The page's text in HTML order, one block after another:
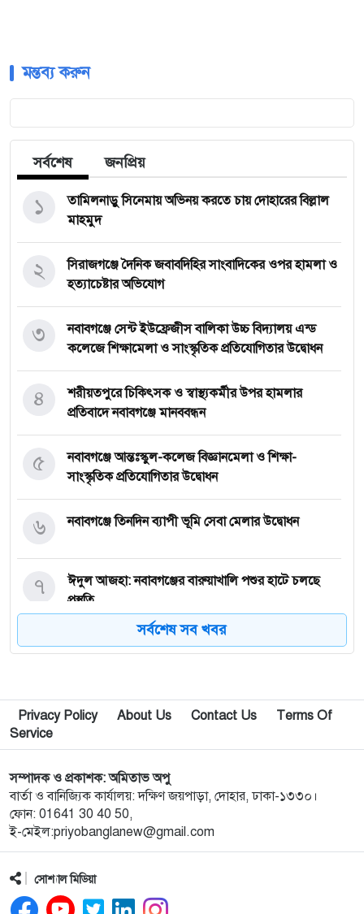
মন্তব্য করুন
সর্বশেষ জনপ্রিয়
তামিলনাড়ু সিনেমায় অভিনয় করতে চায় দোহারের বিল্লাল
মাহমুদ
১
সিরাজগঞ্জে দৈনিক জবাবদিহির সাংবাদিকের ওপর হামলা ও
হত্যাচেষ্টার অভিযোগ
২
নবাবগঞ্জে সেন্ট ইউফ্রেজীস বালিকা উচ্চ বিদ্যালয় এন্ড
কলেজে শিক্ষামেলা ও সাংস্কৃতিক প্রতিযোগিতার উদ্বোধন
৩
শরীয়তপুরে চিকিৎসক ও স্বাস্থ্যকর্মীর উপর হামলার
প্রতিবাদে নবাবগঞ্জে মানববন্ধন
৪
নবাবগঞ্জে আন্তঃস্কুল-কলেজ বিজ্ঞানমেলা ও শিক্ষা-
সাংস্কৃতিক প্রতিযোগিতার উদ্বোধন
৫
নবাবগঞ্জে তিনদিন ব্যাপী ভূমি সেবা মেলার উদ্বোধন
৬
ঈদুল আজহা: নবাবগঞ্জের বারুয়াখালি পশুর হাটে চলছে
প্রস্তুতি
৭
নবাবগঞ্জে পরিস্কার পরিচ্ছন্নতা অভিযানে এমপি
৮
পপুলার লাইফ ইন্স্যুরেন্স পিএলসির নবাবগঞ্জ অঞ্চলে বার্ষিক
সম্মেলন ও চেক হস্তান্তর
৯
আবু সাঈদ হত্যা মামলা: বেরোবি’র সাবেক ভিসি হাসিবুর
রশীদকে কারাগারে প্রেরণ
১০
দোহারের চৈতাবাতরে মাদকবিরোধী সভা অনুষ্ঠিত
১১
১২
সর্বশেষ সব খবর
Privacy Policy About Us Contact Us
Terms Of
Service
সম্পাদক ও প্রকাশক: অমিতাভ অপু
বার্তা ও বানিজ্যিক কার্যালয়: দক্ষিণ জয়পাড়া, দোহার, ঢাকা-১৩৩০।
ফোন: 01641 30 40 50,
ই-মেইল:priyobanglanew@gmail.com
সোশ্যাল মিডিয়া